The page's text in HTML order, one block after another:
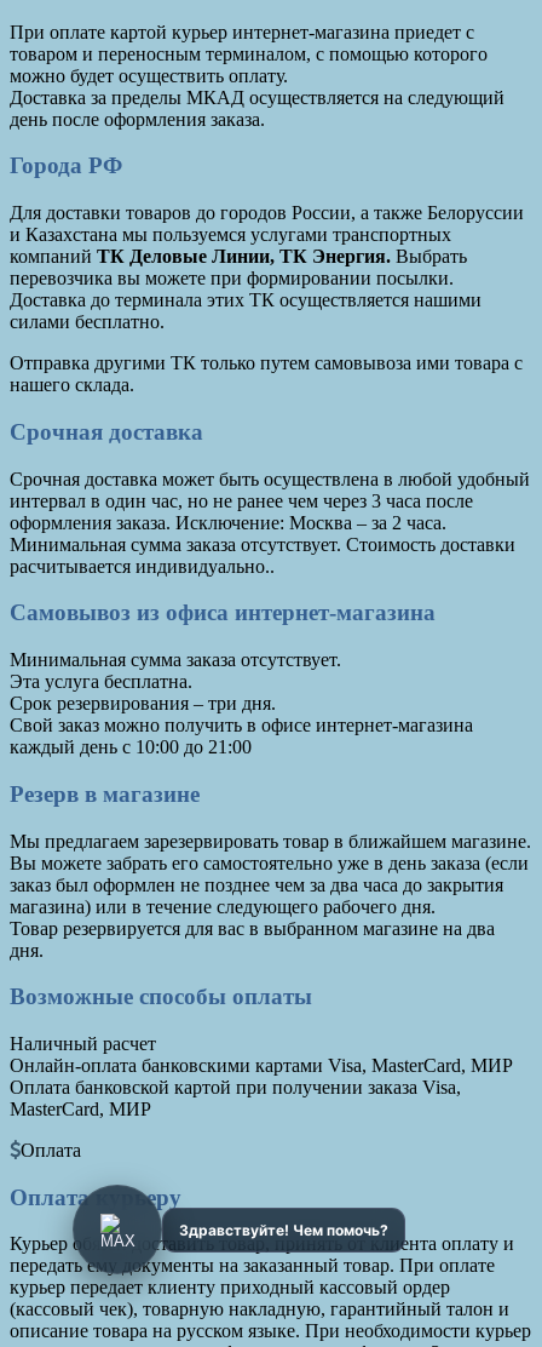
При оплате картой курьер интернет-магазина приедет с
товаром и переносным терминалом, с помощью которого
можно будет осуществить оплату.
Доставка за пределы МКАД осуществляется на следующий
день после оформления заказа.
Города РФ
Для доставки товаров до городов России, а также Белоруссии
и Казахстана мы пользуемся услугами транспортных
компаний ТК Деловые Линии, ТК Энергия. Выбрать
перевозчика вы можете при формировании посылки.
Доставка до терминала этих ТК осуществляется нашими
силами бесплатно.
Отправка другими ТК только путем самовывоза ими товара с
нашего склада.
Срочная доставка
Срочная доставка может быть осуществлена в любой удобный
интервал в один час, но не ранее чем через 3 часа после
оформления заказа. Исключение: Москва – за 2 часа.
Минимальная сумма заказа отсутствует. Стоимость доставки
расчитывается индивидуально..
Самовывоз из офиса интернет-магазина
Минимальная сумма заказа отсутствует.
Эта услуга бесплатна.
Срок резервирования – три дня.
Cвой заказ можно получить в офисе интернет-магазина
каждый день с 10:00 до 21:00
Резерв в магазине
Мы предлагаем зарезервировать товар в ближайшем магазине.
Вы можете забрать его самостоятельно уже в день заказа (если
заказ был оформлен не позднее чем за два часа до закрытия
магазина) или в течение следующего рабочего дня.
Товар резервируется для вас в выбранном магазине на два
дня.
Возможные способы оплаты
Наличный расчет
Онлайн-оплата банковскими картами Visa, MasterCard, МИР
Оплата банковской картой при получении заказа Visa,
MasterCard, МИР
Оплата
Оплата курьеру
Курьер обязан доставить товар, принять от клиента оплату и
передать ему документы на заказанный товар. При оплате
курьер передает клиенту приходный кассовый ордер
(кассовый чек), товарную накладную, гарантийный талон и
описание товара на русском языке. При необходимости курьер